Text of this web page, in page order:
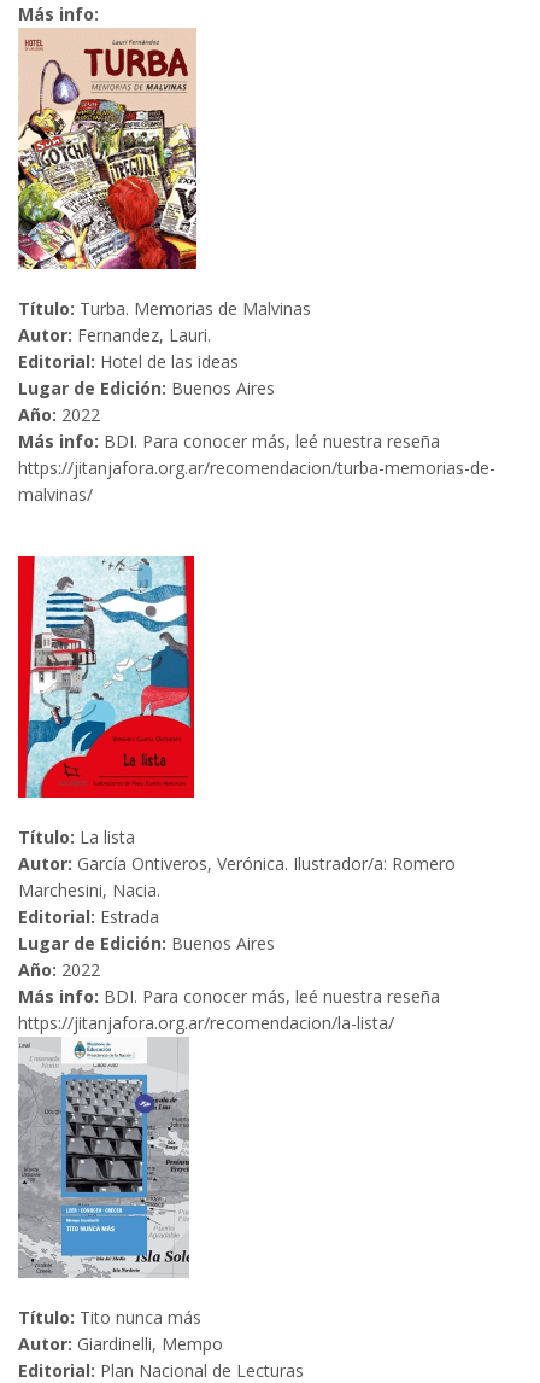
Más info:
Título: Turba. Memorias de Malvinas
Autor: Fernandez, Lauri.
Editorial: Hotel de las ideas
Lugar de Edición: Buenos Aires
Año: 2022
Más info: BDI. Para conocer más, leé nuestra reseña
https://jitanjafora.org.ar/recomendacion/turba-memorias-de-
malvinas/
Título: La lista
Autor: García Ontiveros, Verónica. Ilustrador/a: Romero
Marchesini, Nacia.
Editorial: Estrada
Lugar de Edición: Buenos Aires
Año: 2022
Más info: BDI. Para conocer más, leé nuestra reseña
https://jitanjafora.org.ar/recomendacion/la-lista/
Título: Tito nunca más
Autor: Giardinelli, Mempo
Editorial: Plan Nacional de Lecturas